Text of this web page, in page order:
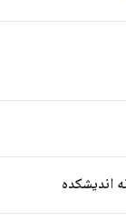
انديشكده